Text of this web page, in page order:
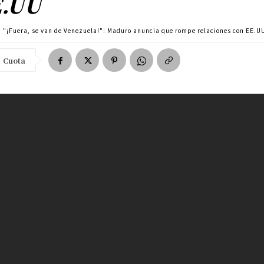
"¡Fuera, se van de Venezuela!": Maduro anuncia que rompe relaciones con
Cuota